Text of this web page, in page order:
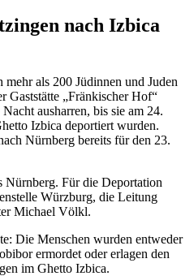
nach Izbica
als 200 Jüdinnen und Juden
Gaststätte „Fränkischer Hof“
ausharren, bis sie am 24.
Izbica deportiert wurden.
Nürnberg bereits für den 23.
Nürnberg. Für die Deportation
Würzburg, die Leitung
Michael Völkl.
Die Menschen wurden entweder
ermordet oder erlagen den
im Ghetto Izbica.